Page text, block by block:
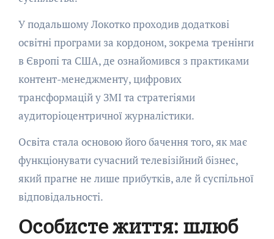
У подальшому Локотко проходив додаткові
освітні програми за кордоном, зокрема тренінги
в Європі та США, де ознайомився з практиками
контент-менеджменту, цифрових
трансформацій у ЗМІ та стратегіями
аудиторіоцентричної журналістики.
Освіта стала основою його бачення того, як має
функціонувати сучасний телевізійний бізнес,
який прагне не лише прибутків, але й суспільної
відповідальності.
Особисте життя: шлюб